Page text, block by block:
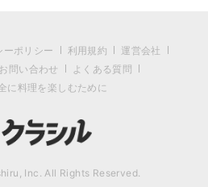
ーポリシー 利用規約
運営会社
問い合わせ
よくある質問
に料理を楽しむために
Inc. All Rights Reserved.